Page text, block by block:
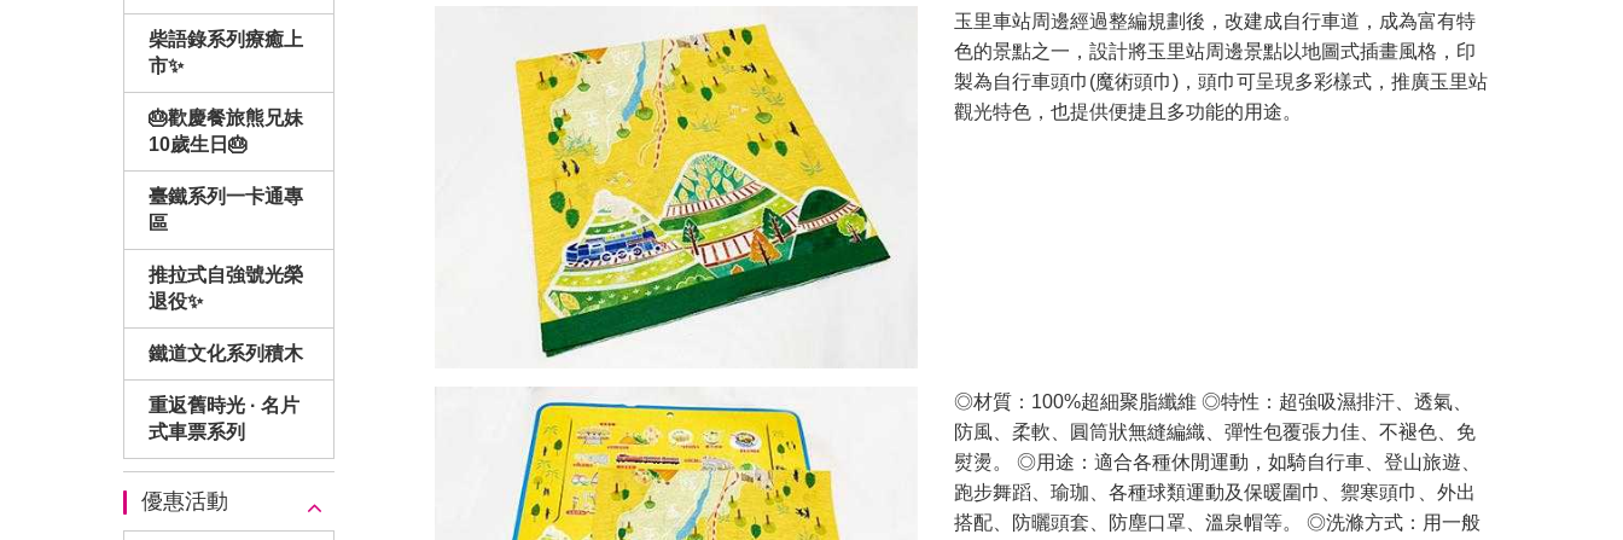
柴語錄系列療癒上
市✨
🎂歡慶餐旅熊兄妹
10歲生日🎂
臺鐵系列一卡通專
區
推拉式自強號光榮
退役✨
鐵道文化系列積木
重返舊時光 · 名片
式車票系列
優惠活動
玉里車站周邊經過整編規劃後，改建成自行車道，成為富有特
色的景點之一，設計將玉里站周邊景點以地圖式插畫風格，印
製為自行車頭巾(魔術頭巾)，頭巾可呈現多彩樣式，推廣玉里站
觀光特色，也提供便捷且多功能的用途。
◎材質：100%超細聚脂纖維 ◎特性：超強吸濕排汗、透氣、
防風、柔軟、圓筒狀無縫編織、彈性包覆張力佳、不褪色、免
熨燙。 ◎用途：適合各種休閒運動，如騎自行車、登山旅遊、
跑步舞蹈、瑜珈、各種球類運動及保暖圍巾、禦寒頭巾、外出
搭配、防曬頭套、防塵口罩、溫泉帽等。 ◎洗滌方式：用一般